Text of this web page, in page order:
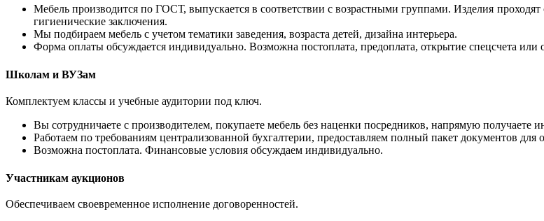
Мебель производится по ГОСТ, выпускается в соответствии с возрастными группами. Изделия
гигиенические заключения.
Мы подбираем мебель с учетом тематики заведения, возраста детей, дизайна интерьера.
Форма оплаты обсуждается индивидуально. Возможна постоплата, предоплата, открытие спецсчета или
Школам и ВУЗам
Комплектуем классы и учебные аудитории под ключ.
Вы сотрудничаете с производителем, покупаете мебель без наценки посредников, напрямую получаете
Работаем по требованиям централизованной бухгалтерии, предоставляем полный пакет документов для
Возможна постоплата. Финансовые условия обсуждаем индивидуально.
Участникам аукционов
Обеспечиваем своевременное исполнение договоренностей.